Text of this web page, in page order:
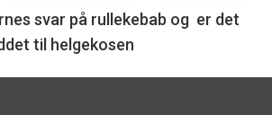
svar på rullekebab og er det
til helgekosen